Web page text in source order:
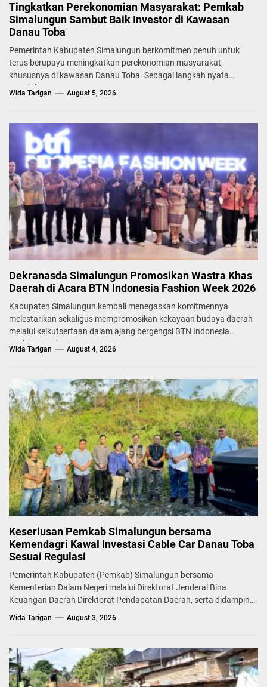
Tingkatkan Perekonomian Masyarakat: Pemkab
Simalungun Sambut Baik Investor di Kawasan
Danau Toba
Pemerintah Kabupaten Simalungun berkomitmen penuh untuk
terus berupaya meningkatkan perekonomian masyarakat,
khususnya di kawasan Danau Toba. Sebagai langkah nyata
mendukung...
Wida Tarigan August 5, 2026
Dekranasda Simalungun Promosikan Wastra Khas
Daerah di Acara BTN Indonesia Fashion Week 2026
Kabupaten Simalungun kembali menegaskan komitmennya
melestarikan sekaligus mempromosikan kekayaan budaya daerah
melalui keikutsertaan dalam ajang bergengsi BTN Indonesia
Fashion Week...
Wida Tarigan August 4, 2026
Keseriusan Pemkab Simalungun bersama
Kemendagri Kawal Investasi Cable Car Danau Toba
Sesuai Regulasi
Pemerintah Kabupaten (Pemkab) Simalungun bersama
Kementerian Dalam Negeri melalui Direktorat Jenderal Bina
Keuangan Daerah Direktorat Pendapatan Daerah, serta didampingi
Badan...
Wida Tarigan August 3, 2026